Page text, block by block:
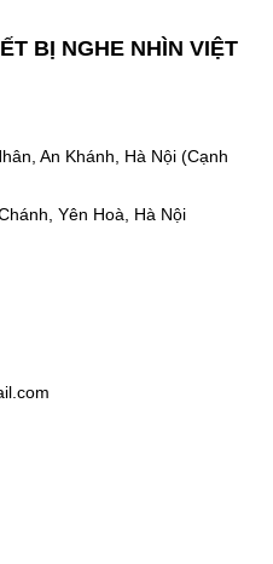
BỊ NGHE NHÌN VIỆT
An Khánh, Hà Nội (Cạnh
Yên Hoà, Hà Nội